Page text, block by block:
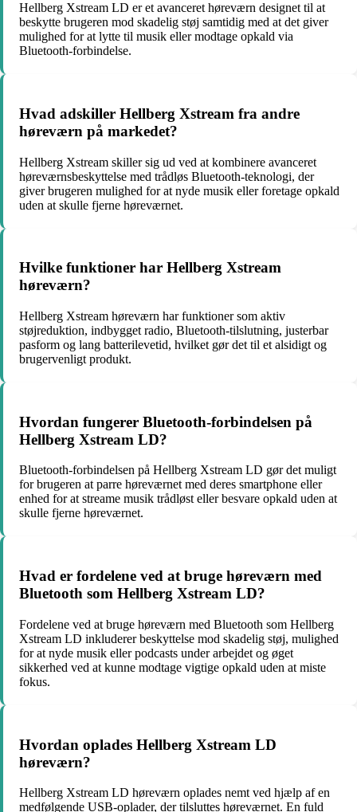
Hellberg Xstream LD er et avanceret høreværn designet til at
beskytte brugeren mod skadelig støj samtidig med at det giver
mulighed for at lytte til musik eller modtage opkald via
Bluetooth-forbindelse.
Hvad adskiller Hellberg Xstream fra andre
høreværn på markedet?
Hellberg Xstream skiller sig ud ved at kombinere avanceret
høreværnsbeskyttelse med trådløs Bluetooth-teknologi, der
giver brugeren mulighed for at nyde musik eller foretage opkald
uden at skulle fjerne høreværnet.
Hvilke funktioner har Hellberg Xstream
høreværn?
Hellberg Xstream høreværn har funktioner som aktiv
støjreduktion, indbygget radio, Bluetooth-tilslutning, justerbar
pasform og lang batterilevetid, hvilket gør det til et alsidigt og
brugervenligt produkt.
Hvordan fungerer Bluetooth-forbindelsen på
Hellberg Xstream LD?
Bluetooth-forbindelsen på Hellberg Xstream LD gør det muligt
for brugeren at parre høreværnet med deres smartphone eller
enhed for at streame musik trådløst eller besvare opkald uden at
skulle fjerne høreværnet.
Hvad er fordelene ved at bruge høreværn med
Bluetooth som Hellberg Xstream LD?
Fordelene ved at bruge høreværn med Bluetooth som Hellberg
Xstream LD inkluderer beskyttelse mod skadelig støj, mulighed
for at nyde musik eller podcasts under arbejdet og øget
sikkerhed ved at kunne modtage vigtige opkald uden at miste
fokus.
Hvordan oplades Hellberg Xstream LD
høreværn?
Hellberg Xstream LD høreværn oplades nemt ved hjælp af en
medfølgende USB-oplader, der tilsluttes høreværnet. En fuld